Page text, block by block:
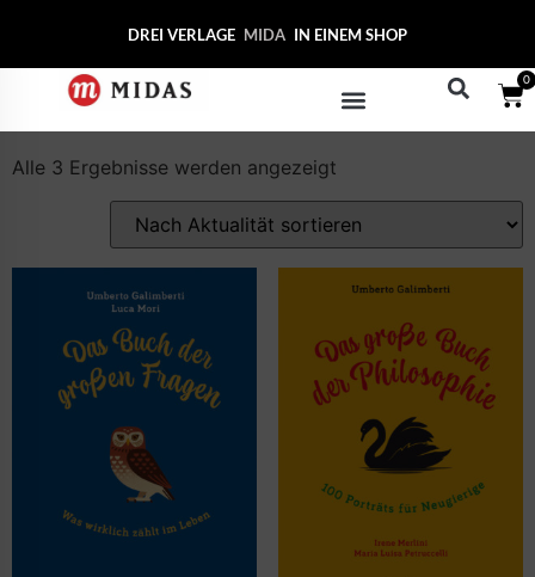
DREI VERLAGE MI IN EINEM SHOP
0
Umberto Galimberti
Alle 3 Ergebnisse werden angezeigt